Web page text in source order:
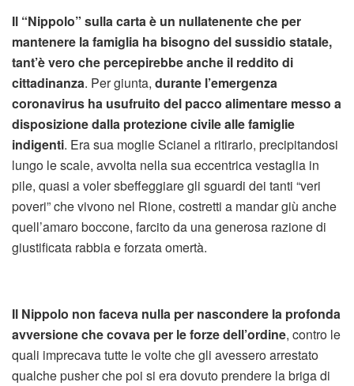
Il “Nippolo” sulla carta è un nullatenente che per
mantenere la famiglia ha bisogno del sussidio statale,
tant’è vero che percepirebbe anche il reddito di
cittadinanza. Per giunta, durante l’emergenza
coronavirus ha usufruito del pacco alimentare messo a
disposizione dalla protezione civile alle famiglie
indigenti. Era sua moglie Scianel a ritirarlo, precipitandosi
lungo le scale, avvolta nella sua eccentrica vestaglia in
pile, quasi a voler sbeffeggiare gli sguardi dei tanti “veri
poveri” che vivono nel Rione, costretti a mandar giù anche
quell’amaro boccone, farcito da una generosa razione di
giustificata rabbia e forzata omertà.
Il Nippolo non faceva nulla per nascondere la profonda
avversione che covava per le forze dell’ordine, contro le
quali imprecava tutte le volte che gli avessero arrestato
qualche pusher che poi si era dovuto prendere la briga di